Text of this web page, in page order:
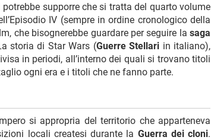
potrebbe supporre che si tratta del quarto volume
IV (sempre in ordine cronologico della
che bisognerebbe guardare per seguire la saga
storia di Star Wars (Guerre Stellari in italiano),
in periodi, all’interno dei quali si trovano titoli
ogni era e i titoli che ne fanno parte.
si appropria del territorio che apparteneva
locali createsi durante la Guerra dei cloni.